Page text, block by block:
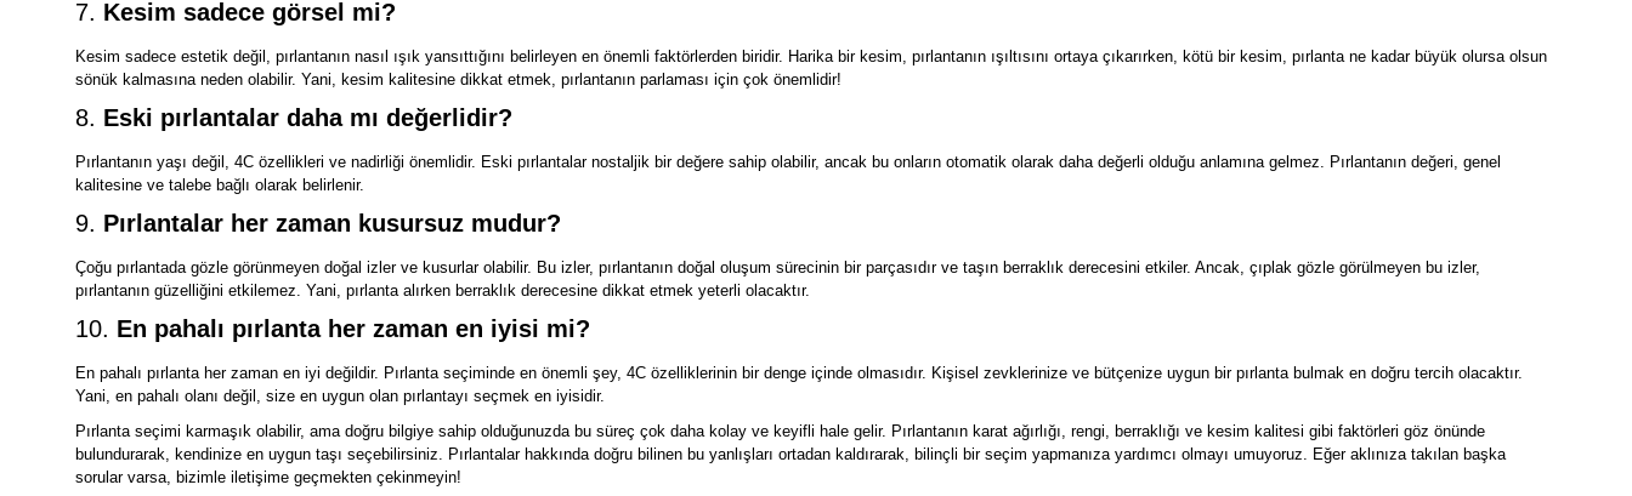
7. Kesim sadece görsel mi?
Kesim sadece estetik değil, pırlantanın nasıl ışık yansıttığını belirleyen en önemli faktörlerden biridir. Harika bir kesim, pırlantanın ışıltısını ortaya çıkarırken, kötü bir kesim, pırlanta ne kadar büyük olursa olsun
sönük kalmasına neden olabilir. Yani, kesim kalitesine dikkat etmek, pırlantanın parlaması için çok önemlidir!
8. Eski pırlantalar daha mı değerlidir?
Pırlantanın yaşı değil, 4C özellikleri ve nadirliği önemlidir. Eski pırlantalar nostaljik bir değere sahip olabilir, ancak bu onların otomatik olarak daha değerli olduğu anlamına gelmez. Pırlantanın değeri, genel
kalitesine ve talebe bağlı olarak belirlenir.
9. Pırlantalar her zaman kusursuz mudur?
Çoğu pırlantada gözle görünmeyen doğal izler ve kusurlar olabilir. Bu izler, pırlantanın doğal oluşum sürecinin bir parçasıdır ve taşın berraklık derecesini etkiler. Ancak, çıplak gözle görülmeyen bu izler,
pırlantanın güzelliğini etkilemez. Yani, pırlanta alırken berraklık derecesine dikkat etmek yeterli olacaktır.
10. En pahalı pırlanta her zaman en iyisi mi?
En pahalı pırlanta her zaman en iyi değildir. Pırlanta seçiminde en önemli şey, 4C özelliklerinin bir denge içinde olmasıdır. Kişisel zevklerinize ve bütçenize uygun bir pırlanta bulmak en doğru tercih olacaktır.
Yani, en pahalı olanı değil, size en uygun olan pırlantayı seçmek en iyisidir.
Pırlanta seçimi karmaşık olabilir, ama doğru bilgiye sahip olduğunuzda bu süreç çok daha kolay ve keyifli hale gelir. Pırlantanın karat ağırlığı, rengi, berraklığı ve kesim kalitesi gibi faktörleri göz önünde
bulundurarak, kendinize en uygun taşı seçebilirsiniz. Pırlantalar hakkında doğru bilinen bu yanlışları ortadan kaldırarak, bilinçli bir seçim yapmanıza yardımcı olmayı umuyoruz. Eğer aklınıza takılan başka
sorular varsa, bizimle iletişime geçmekten çekinmeyin!